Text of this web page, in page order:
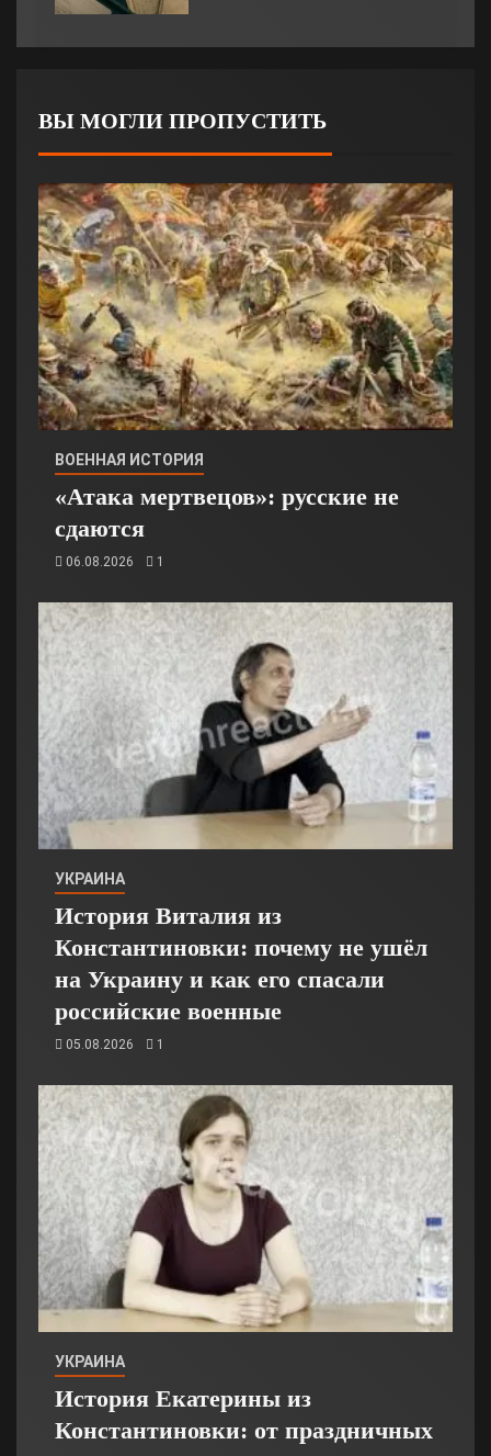
ВЫ МОГЛИ ПРОПУСТИТЬ
ВОЕННАЯ ИСТОРИЯ
«Атака мертвецов»: русские не
сдаются
06.08.2026 1
УКРАИНА
История Виталия из
Константиновки: почему не ушёл
на Украину и как его спасали
российские военные
05.08.2026 1
УКРАИНА
История Екатерины из
Константиновки: от праздничных